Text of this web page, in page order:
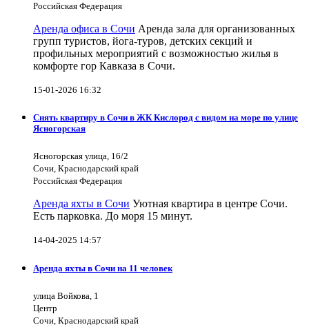
Российская Федерация
Аренда офиса в Сочи Аренда зала для организованных
групп туристов, йога-туров, детских секций и
профильных мероприятий с возможностью жилья в
комфорте гор Кавказа в Сочи.
15-01-2026 16:32
Снять квартиру в Сочи в ЖК Кислород с видом на море по улице
Ясногорская
Ясногорская улица, 16/2
Сочи, Краснодарский край
Российская Федерация
Аренда яхты в Сочи Уютная квартира в центре Сочи.
Есть парковка. До моря 15 минут.
14-04-2025 14:57
Аренда яхты в Сочи на 11 человек
улица Войкова, 1
Центр
Сочи, Краснодарский край